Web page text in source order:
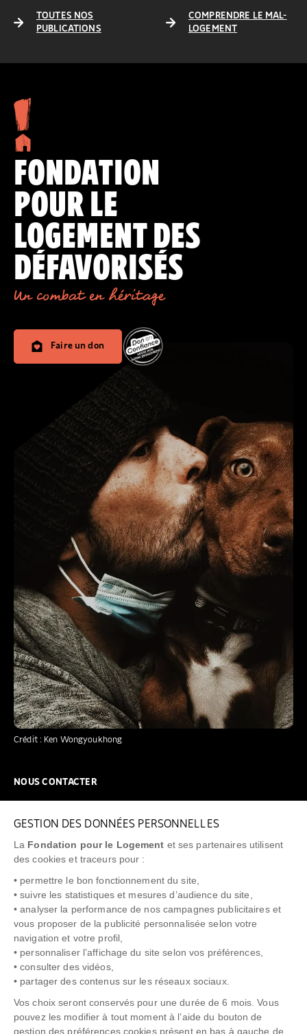
GESTION DES DONNÉES PERSONNELLES
La Fondation pour le Logement et ses partenaires utilisent
des cookies et traceurs pour :
• permettre le bon fonctionnement du site,
• suivre les statistiques et mesures d’audience du site,
• analyser la performance de nos campagnes publicitaires et
vous proposer de la publicité personnalisée selon votre
navigation et votre profil,
• personnaliser l’affichage du site selon vos préférences,
• consulter des vidéos,
• partager des contenus sur les réseaux sociaux.
Vos choix seront conservés pour une durée de 6 mois. Vous
pouvez les modifier à tout moment à l’aide du bouton de
gestion des préférences cookies présent en bas à gauche de
TOUTES NOS
PUBLICATIONS
COMPRENDRE LE MAL-
LOGEMENT
Crédit : Ken Wongyoukhong
FONDATION
POUR LE
LOGEMENT DES
DÉFAVORISÉS
Un combat en héritage
Faire un don
NOUS CONTACTER
FAQ
NEWSLETTER
"Allô Prévention Expulsion" 0805 299 049